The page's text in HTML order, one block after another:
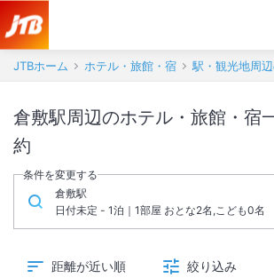
JTBホーム ホテル・旅館・宿 駅・観光地周
倉敷駅周辺のホテル・旅館・宿
約
条件を変更する
倉敷駅
日付未定 - 1泊｜1部屋 おとな2名,こども0名
距離が近い順 絞り込み